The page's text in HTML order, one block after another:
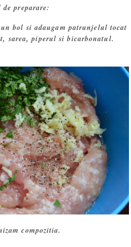
de preparare:
bol si adaugam patrunjelul tocat
sarea, piperul si bicarbonatul.
compozitia.